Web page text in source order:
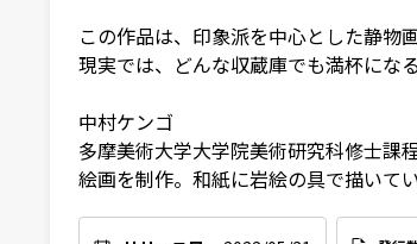
この作品は、印象派を中心とした静物
現実では、どんな収蔵庫でも満杯にな
中村ケンゴ
多摩美術大学大学院美術研究科修士課
絵画を制作。和紙に岩絵の具で描いて